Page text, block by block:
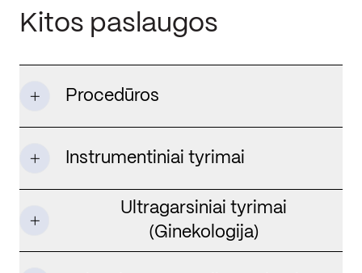
Kitos paslaugos
Procedūros
Instrumentiniai tyrimai
Ultragarsiniai tyrimai
(Ginekologija)